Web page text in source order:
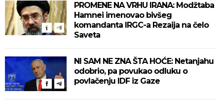
PROMENE NA VRHU IRANA: Modžtaba
Hamnei imenovao bivšeg
komandanta IRGC-a Rezaija na čelo
Saveta
NI SAM NE ZNA ŠTA HOĆE: Netanjahu
odobrio, pa povukao odluku o
povlačenju IDF iz Gaze